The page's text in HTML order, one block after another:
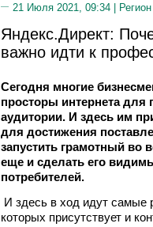
21 Июля 2021, 09:34 |
Яндекс.Директ:
важно идти к
Сегодня многие
просторы интернета для
аудитории. И здесь им
для достижения
запустить грамотный во
еще и сделать его
потребителей.
И здесь в ход идут самые
которых присутствует и